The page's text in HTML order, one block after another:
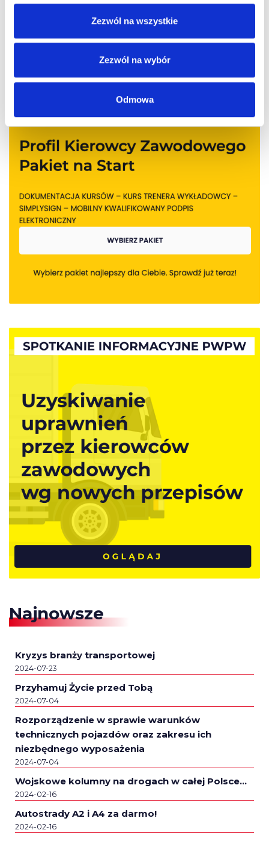
Zezwól na wszystkie
Zezwól na wybór
Odmowa
Najnowsze
Kryzys branży transportowej
2024-07-23
Przyhamuj Życie przed Tobą
2024-07-04
Rozporządzenie w sprawie warunków
technicznych pojazdów oraz zakresu ich
niezbędnego wyposażenia
2024-07-04
Wojskowe kolumny na drogach w całej Polsce…
2024-02-16
Autostrady A2 i A4 za darmo!
2024-02-16